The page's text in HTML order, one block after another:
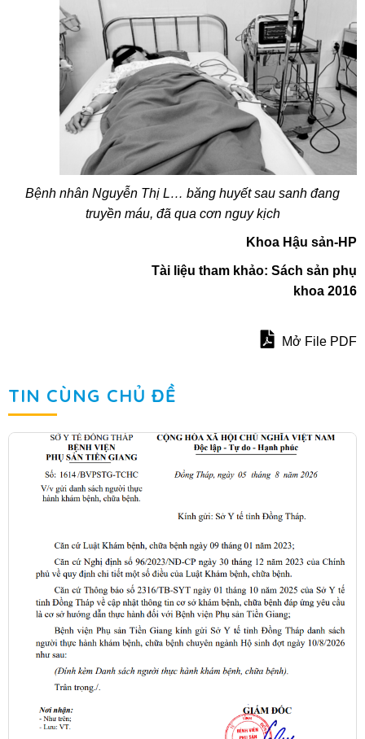
Bệnh nhân Nguyễn Thị L… băng huyết sau sanh đang
truyền máu, đã qua cơn nguy kịch
Khoa Hậu sản-HP
Tài liệu tham khảo: Sách sản phụ
khoa 2016
Mở File PDF
TIN CÙNG CHỦ ĐỀ